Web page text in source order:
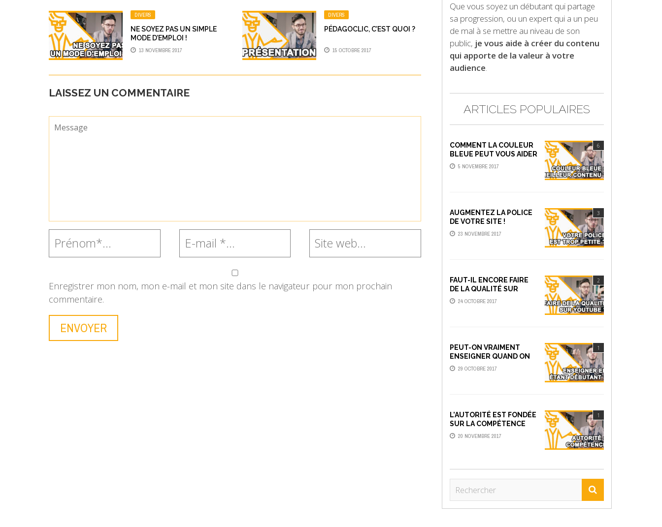
DIVERS
NE SOYEZ PAS UN SIMPLE
MODE D’EMPLOI !
13 NOVEMBRE 2017
DIVERS
PÉDAGOCLIC, C’EST QUOI ?
15 OCTOBRE 2017
LAISSEZ UN COMMENTAIRE
Enregistrer mon nom, mon e-mail et mon site dans le navigateur pour mon prochain
commentaire.
Que vous soyez un débutant qui partage
sa progression, ou un expert qui a un peu
de mal à se mettre au niveau de son
public, je vous aide à créer du contenu
qui apporte de la valeur à votre
audience.
ARTICLES POPULAIRES
6
COMMENT LA COULEUR
BLEUE PEUT VOUS AIDER
À FAIRE DU MEILLEUR
5 NOVEMBRE 2017
3
AUGMENTEZ LA POLICE
DE VOTRE SITE !
23 NOVEMBRE 2017
2
FAUT-IL ENCORE FAIRE
DE LA QUALITÉ SUR
YOUTUBE ?
24 OCTOBRE 2017
1
PEUT-ON VRAIMENT
ENSEIGNER QUAND ON
EST DÉBUTANT ?
29 OCTOBRE 2017
1
L’AUTORITÉ EST FONDÉE
SUR LA COMPÉTENCE
20 NOVEMBRE 2017